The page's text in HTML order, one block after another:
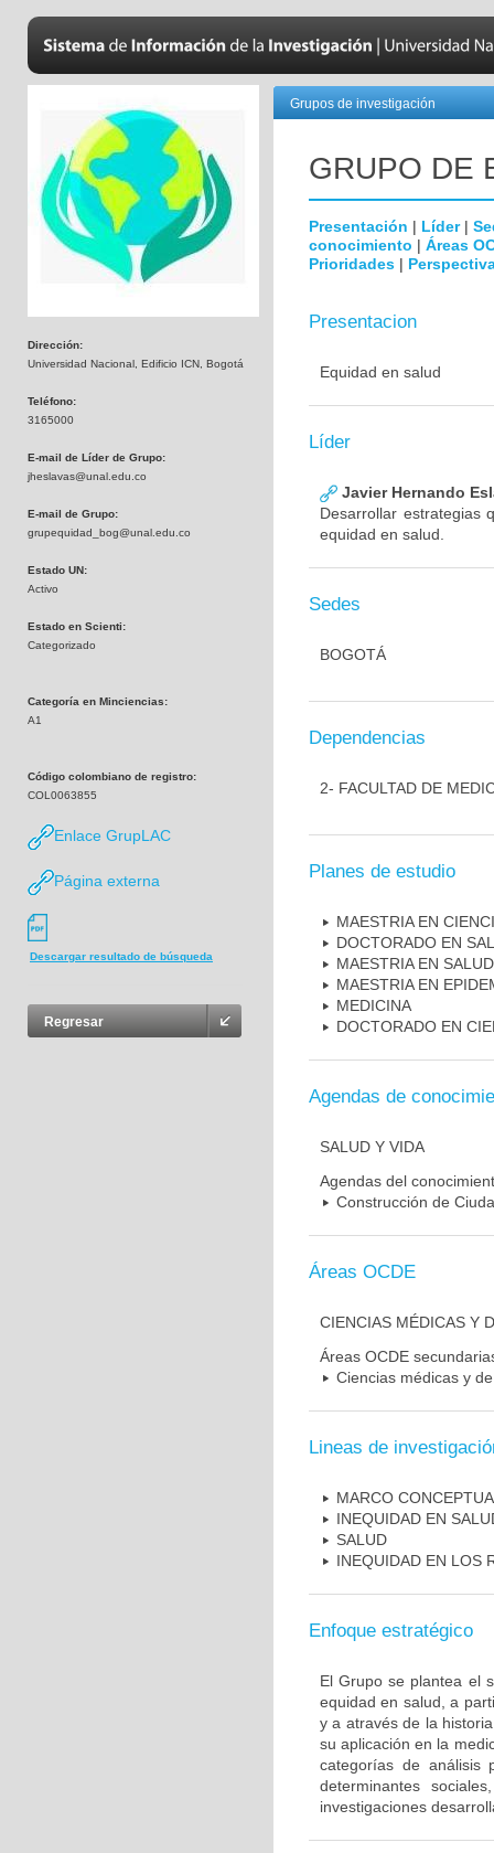
Dirección:
Universidad Nacional, Edificio ICN, Bogotá
Teléfono:
3165000
E-mail de Líder de Grupo:
jheslavas@unal.edu.co
E-mail de Grupo:
grupequidad_bog@unal.edu.co
Estado UN:
Activo
Estado en Scienti:
Categorizado
Categoría en Minciencias:
A1
Código colombiano de registro:
COL0063855
Enlace GrupLAC
Página externa
Descargar resultado de búsqueda
Regresar
Grupos de investigación
GRUPO DE
Presentación | Líder|
conocimiento | Áreas
Prioridades |
Presentacion
Equidad en salud
Líder
Javier Hernando
Desarrollar estrategias
equidad en salud.
Sedes
BOGOTÁ
Dependencias
2- FACULTAD DE
Planes de estudio
MAESTRIA EN
DOCTORADO EN
MAESTRIA EN
MAESTRIA EN
MEDICINA
DOCTORADO EN
Agendas de
SALUD Y VIDA
Agendas del
Construcción de
Áreas OCDE
CIENCIAS MÉDICAS Y
Áreas OCDE
Ciencias médicas y
Lineas de
MARCO
INEQUIDAD EN
SALUD
INEQUIDAD EN LOS
Enfoque estratégico
El Grupo se plantea el
equidad en salud, a
y a através de la
su aplicación en la
categorías de análisis
determinantes
investigaciones